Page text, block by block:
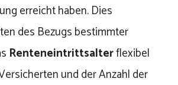
erreicht haben. Dies
des Bezugs bestimmter
Renteneintrittsalterflexibel
und der Anzahl der